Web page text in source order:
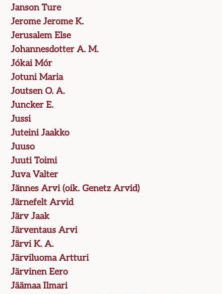
Janson Ture
Jerome Jerome K.
Jerusalem Else
Johannesdotter A. M.
Jókai Mór
Jotuni Maria
Joutsen O. A.
Juncker E.
Jussi
Juteini Jaakko
Juuso
Juuti Toimi
Juva Valter
Jännes Arvi (oik. Genetz Arvid)
Järnefelt Arvid
Järv Jaak
Järventaus Arvi
Järvi K. A.
Järviluoma Artturi
Järvinen Eero
Jäämaa Ilmari